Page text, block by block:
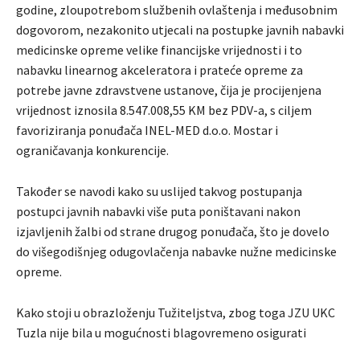
godine, zloupotrebom službenih ovlaštenja i međusobnim
dogovorom, nezakonito utjecali na postupke javnih nabavki
medicinske opreme velike financijske vrijednosti i to
nabavku linearnog akceleratora i prateće opreme za
potrebe javne zdravstvene ustanove, čija je procijenjena
vrijednost iznosila 8.547.008,55 KM bez PDV-a, s ciljem
favoriziranja ponuđača INEL-MED d.o.o. Mostar i
ograničavanja konkurencije.
Također se navodi kako su uslijed takvog postupanja
postupci javnih nabavki više puta poništavani nakon
izjavljenih žalbi od strane drugog ponuđača, što je dovelo
do višegodišnjeg odugovlačenja nabavke nužne medicinske
opreme.
Kako stoji u obrazloženju Tužiteljstva, zbog toga JZU UKC
Tuzla nije bila u mogućnosti blagovremeno osigurati